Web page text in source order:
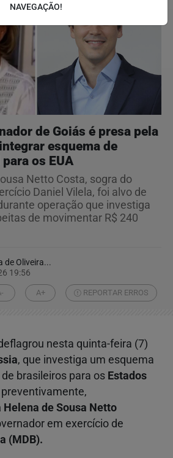
de Goiás é presa pela
esquema de
os EUA
Netto Costa, sogra do
Daniel Vilela, foi alvo de
operação que investiga
de movimentar R$ 240
de Oliveira...
19:56
A+ REPORTAR ERROS
nesta quinta-feira (7)
, que investiga um esquema
brasileiros para os Estados
Helena de Sousa Netto
em exercício de
(MDB).
NAVEGAÇÃO!